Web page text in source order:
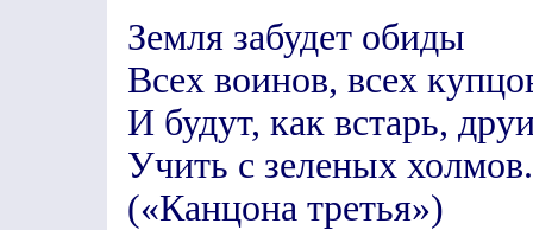
Земля забудет обиды
Всех воинов, всех
И будут, как встарь,
Учить с зеленых холмов.
(«Канцона третья»)